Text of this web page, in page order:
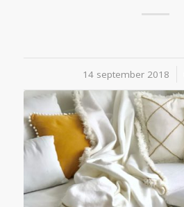
14 september 2018
/